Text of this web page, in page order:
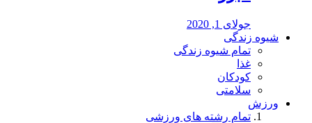
جولای 1, 2020
شیوه زندگی
تمام شیوه زندگی
غذا
کودکان
سلامتی
ورزش
تمام رشته های ورزشی